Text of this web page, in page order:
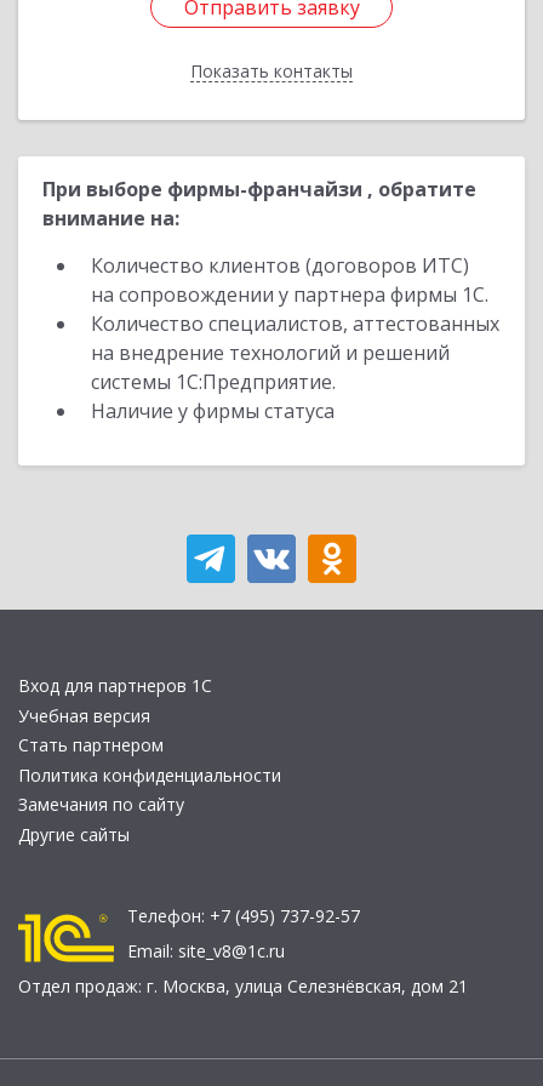
Отправить заявку
Показать контакты
Отправить заявку
Назад
При выборе фирмы-франчайзи , обратите
внимание на:
Количество клиентов (договоров ИТС)
на сопровождении у партнера фирмы 1С.
Количество специалистов, аттестованных
на внедрение технологий и решений
системы 1С:Предприятие.
Наличие у фирмы статуса
Вход для партнеров 1С
Учебная версия
Стать партнером
Политика конфиденциальности
Замечания по сайту
Другие сайты
Телефон: +7 (495) 737-92-57
Email: site_v8@1c.ru
Отдел продаж: г. Москва, улица Селезнёвская, дом 21